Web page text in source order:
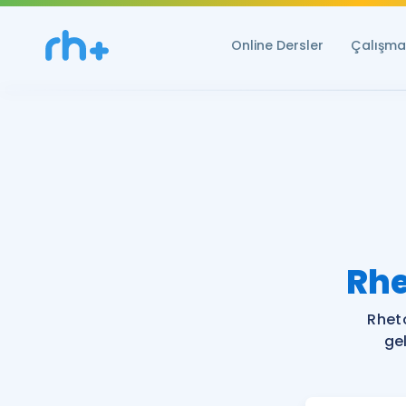
Online Dersler